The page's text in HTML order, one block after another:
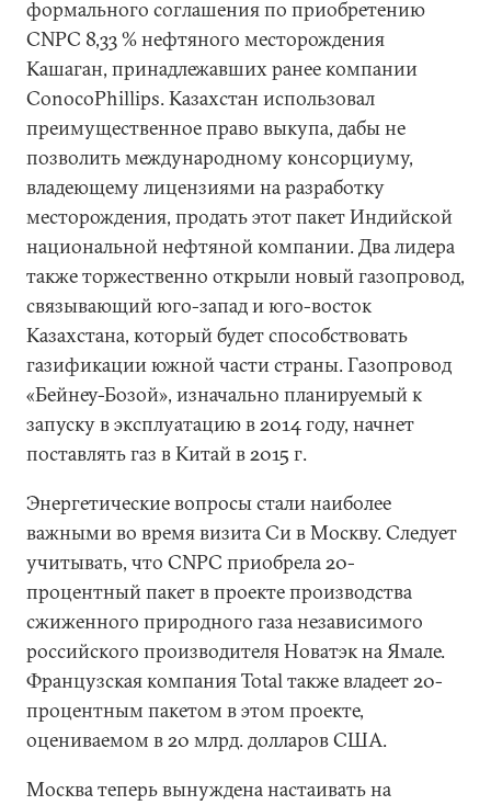
формального соглашения по приобретению
CNPC 8,33 % нефтяного месторождения
Кашаган, принадлежавших ранее компании
ConocoPhillips. Казахстан использовал
преимущественное право выкупа, дабы не
позволить международному консорциуму,
владеющему лицензиями на разработку
месторождения, продать этот пакет Индийской
национальной нефтяной компании. Два лидера
также торжественно открыли новый газопровод,
связывающий юго-запад и юго-восток
Казахстана, который будет способствовать
газификации южной части страны. Газопровод
«Бейнеу-Бозой», изначально планируемый к
запуску в эксплуатацию в 2014 году, начнет
поставлять газ в Китай в 2015 г.
Энергетические вопросы стали наиболее
важными во время визита Си в Москву. Следует
учитывать, что CNPC приобрела 20-
процентный пакет в проекте производства
сжиженного природного газа независимого
российского производителя Новатэк на Ямале.
Французская компания Total также владеет 20-
процентным пакетом в этом проекте,
оцениваемом в 20 млрд. долларов США.
Москва теперь вынуждена настаивать на